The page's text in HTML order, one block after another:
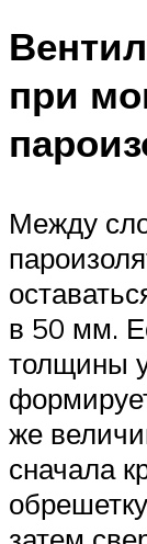
при
Между
в 50 мм.
толщины
же
сначала